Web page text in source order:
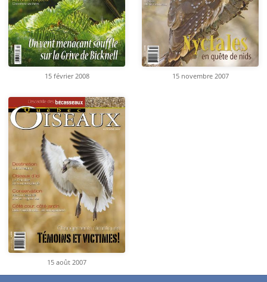
15 février 2008 15 novembre 2007
15 août 2007